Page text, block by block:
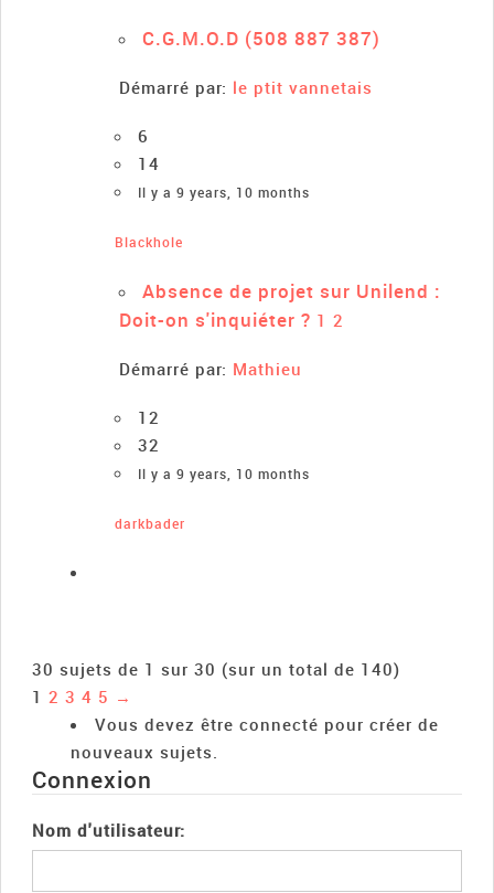
C.G.M.O.D (508 887 387)
Démarré par: le ptit vannetais
6
14
Il y a 9 years, 10 months
Blackhole
Absence de projet sur Unilend :
Doit-on s'inquiéter ? 1 2
Démarré par: Mathieu
12
32
Il y a 9 years, 10 months
darkbader
30 sujets de 1 sur 30 (sur un total de 140)
1 2 3 4 5 →
Vous devez être connecté pour créer de
nouveaux sujets.
Connexion
Nom d'utilisateur: